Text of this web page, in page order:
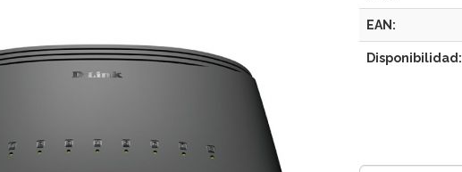
EAN:
Disponibilidad: